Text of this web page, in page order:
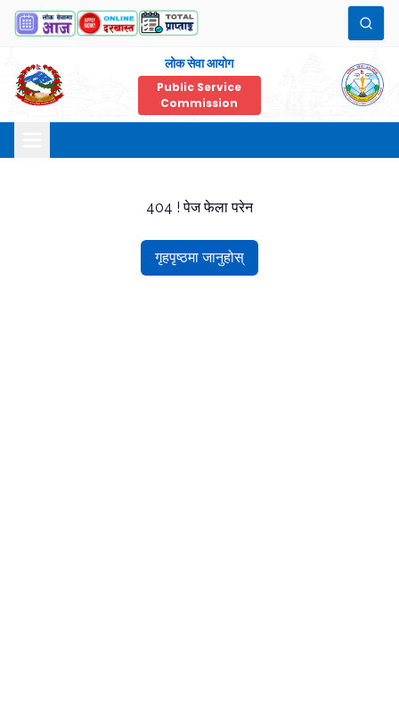
लोक सेवा आयोग
Public Service
Commission
404 ! पेज फेला परेन
गृहपृष्ठमा जानुहोस्